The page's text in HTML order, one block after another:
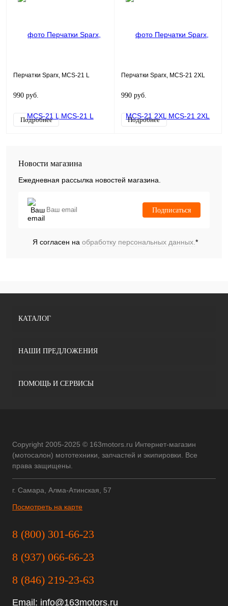
Перчатки Sparx, MCS-21 L
990 руб.
Подробнее
Перчатки Sparx, MCS-21 2XL
990 руб.
Подробнее
Новости магазина
Ежедневная рассылка новостей магазина.
Подписаться
Я согласен на обработку персональных данных.*
КАТАЛОГ
НАШИ ПРЕДЛОЖЕНИЯ
ПОМОЩЬ И СЕРВИСЫ
Copyright 2005-2025 © 163motors.ru Интернет-магазин
(мотосалон) мототехники, запчастей и экипировки. Все
права защищены.
г. Самара, Алма-Атинская, 57
Посмотреть на карте
8 (800) 301-66-23
8 (937) 066-66-23
8 (846) 219-23-63
Email: info@163motors.ru